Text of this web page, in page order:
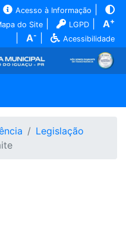
Acesso à Informação
do Site LGPD A+
A- Acessibilidade
Legislação